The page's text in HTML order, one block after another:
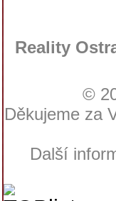
Reality
©
Děkujeme za
Další